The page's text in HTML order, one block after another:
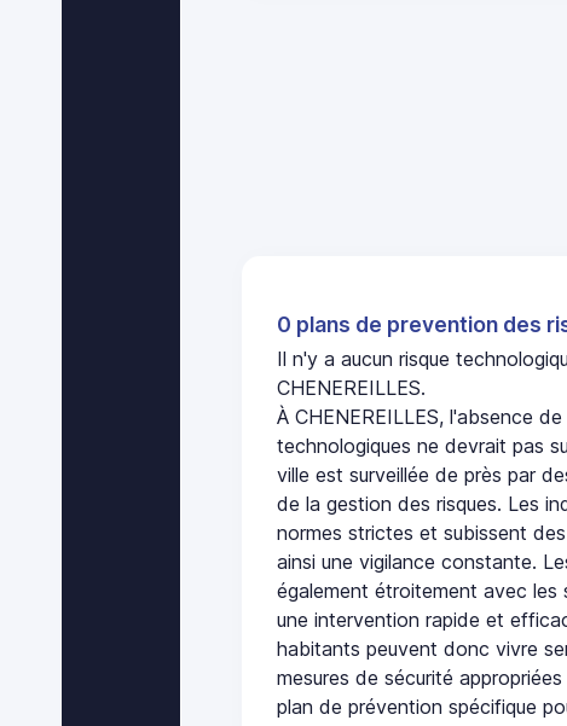
0 plans de prevention des
Il n'y a aucun risque
CHENEREILLES.
À CHENEREILLES, l'absence
technologiques ne devrait pas
ville est surveillée de près par
de la gestion des risques. Les
normes strictes et subissent
ainsi une vigilance constante.
également étroitement avec les
une intervention rapide et
habitants peuvent donc vivre
mesures de sécurité
plan de prévention spécifique